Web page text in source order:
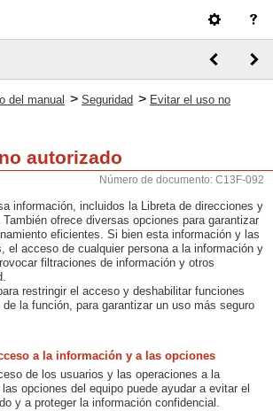
del manual > Seguridad > Evitar el uso no
autorizado
Número de documento: C13F-092
información, incluidos la Libreta de direcciones y
ofrece diversas opciones para garantizar
eficientes. Si bien esta información y las
el acceso de cualquier persona a la información y
filtraciones de información y otros
restringir el acceso y deshabilitar funciones
la función, para garantizar un uso más seguro
a la información y a las opciones
de los usuarios y las operaciones a la
opciones del equipo puede ayudar a evitar el
y a proteger la información confidencial.